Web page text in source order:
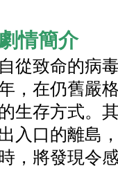
情簡介
自從致命的病
，在仍舊嚴
生存方式。
入口的離島
時，將發現令